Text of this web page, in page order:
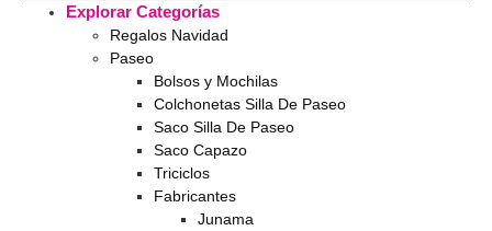
Explorar Categorías
Regalos Navidad
Paseo
Bolsos y Mochilas
Colchonetas Silla De Paseo
Saco Silla De Paseo
Saco Capazo
Triciclos
Fabricantes
Junama